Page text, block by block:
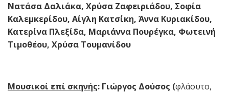
Νατάσα Δαλιάκα, Χρύσα Ζαφειριάδου, Σοφία
Καλεμκερίδου, Αίγλη Κατσίκη, Άννα Κυριακίδου,
Κατερίνα Πλεξίδα, Μαριάννα Πουρέγκα, Φωτεινή
Τιμοθέου, Χρύσα Τουμανίδου
Μουσικοί επί σκηνής: Γιώργος Δούσος (φλάουτο,